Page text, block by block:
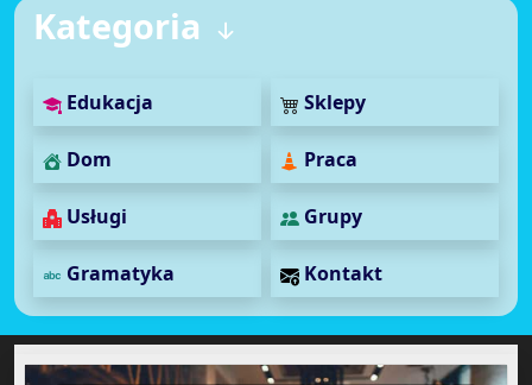
Kategoria
Edukacja Sklepy
Dom Praca
Usługi Grupy
Gramatyka Kontakt